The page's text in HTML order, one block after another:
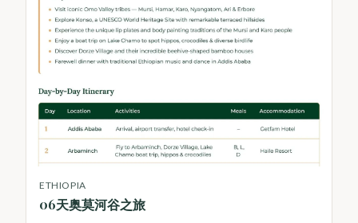
ETHIOPIA
06天奥莫河谷之旅